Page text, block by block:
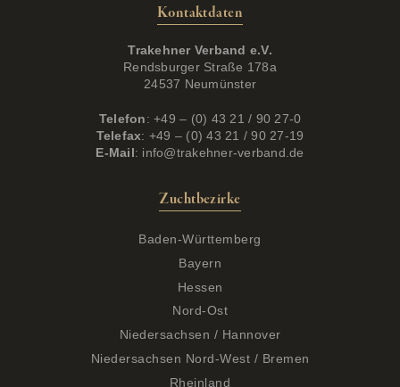
Kontaktdaten
Trakehner Verband e.V.
Rendsburger Straße 178a
24537 Neumünster
Telefon: +49 – (0) 43 21 / 90 27-0
Telefax: +49 – (0) 43 21 / 90 27-19
E-Mail: info@trakehner-verband.de
Zuchtbezirke
Baden-Württemberg
Bayern
Hessen
Nord-Ost
Niedersachsen / Hannover
Niedersachsen Nord-West / Bremen
Rheinland